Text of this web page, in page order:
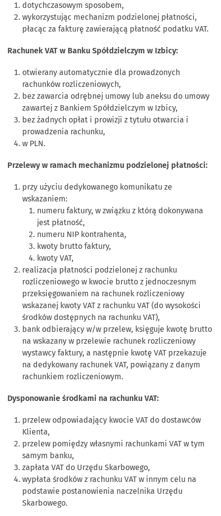
dotychczasowym sposobem,
wykorzystując mechanizm podzielonej płatności,
płacąc za fakturę zawierającą płatność podatku VAT.
Rachunek VAT w Banku Spółdzielczym w Izbicy:
otwierany automatycznie dla prowadzonych
rachunków rozliczeniowych,
bez zawarcia odrębnej umowy lub aneksu do umowy
zawartej z Bankiem Spółdzielczym w Izbicy,
bez żadnych opłat i prowizji z tytułu otwarcia i
prowadzenia rachunku,
w PLN.
Przelewy w ramach mechanizmu podzielonej płatności:
przy użyciu dedykowanego komunikatu ze
wskazaniem:
numeru faktury, w związku z którą dokonywana
jest płatność,
numeru NIP kontrahenta,
kwoty brutto faktury,
kwoty VAT,
realizacja płatności podzielonej z rachunku
rozliczeniowego w kwocie brutto z jednoczesnym
przeksięgowaniem na rachunek rozliczeniowy
wskazanej kwoty VAT z rachunku VAT (do wysokości
środków dostępnych na rachunku VAT),
bank odbierający w/w przelew, księguje kwotę brutto
na wskazany w przelewie rachunek rozliczeniowy
wystawcy faktury, a następnie kwotę VAT przekazuje
na dedykowany rachunek VAT, powiązany z danym
rachunkiem rozliczeniowym.
Dysponowanie środkami na rachunku VAT:
przelew odpowiadający kwocie VAT do dostawców
Klienta,
przelew pomiędzy własnymi rachunkami VAT w tym
samym banku,
zapłata VAT do Urzędu Skarbowego,
wypłata środków z rachunku VAT w innym celu na
podstawie postanowienia naczelnika Urzędu
Skarbowego.